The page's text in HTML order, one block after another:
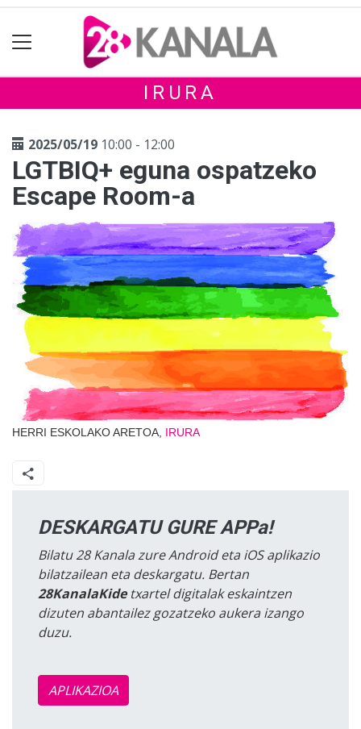
IRURA
2025/05/19 10:00 - 12:00
LGTBIQ+ eguna ospatzeko
Escape Room-a
HERRI ESKOLAKO ARETOA, IRURA
DESKARGATU GURE APPa!
Bilatu 28 Kanala zure Android eta iOS aplikazio
bilatzailean eta deskargatu. Bertan
28KanalaKidetxartel digitalak eskaintzen
dizuten abantailez gozatzeko aukera izango
duzu.
APLIKAZIOA